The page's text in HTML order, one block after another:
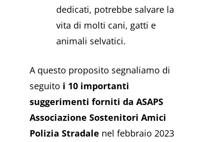
dedicati, potrebbe salvare la
vita di molti cani, gatti e
animali selvatici.
A questo proposito segnaliamo di
seguito i 10 importanti
suggerimenti forniti da ASAPS
Associazione Sostenitori Amici
Polizia Stradale nel febbraio 2023